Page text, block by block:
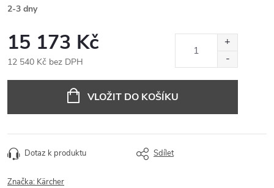
2-3 dny
15 173 Kč
12 540 Kč bez DPH
VLOŽIT DO KOŠÍKU
Dotaz k produktu Sdílet
Značka: Kärcher